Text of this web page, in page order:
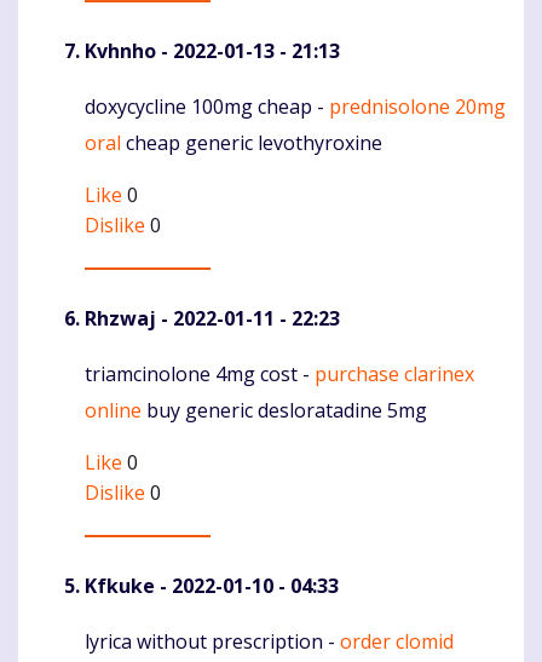
Kvhnho - 2022-01-13 - 21:13
Komentaras
doxycycline 100mg cheap - prednisolone 20mg
oral cheap generic levothyroxine
Like 0
Dislike 0
Rhzwaj - 2022-01-11 - 22:23
Komentaras
triamcinolone 4mg cost - purchase clarinex
online buy generic desloratadine 5mg
Like 0
Dislike 0
Kfkuke - 2022-01-10 - 04:33
Komentaras
lyrica without prescription - order clomid